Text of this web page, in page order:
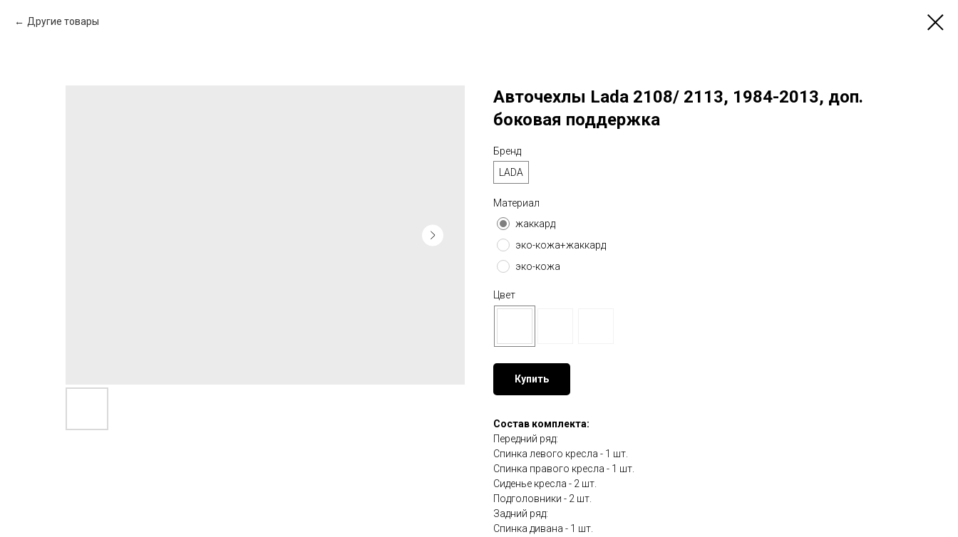
Другие товары
Авточехлы Lada 2108/ 2113, 1984-2013, доп.
боковая поддержка
Бренд
LADA
Материал
жаккард
эко-кожа+жаккард
эко-кожа
Цвет
Купить
Состав комплекта:
Передний ряд:
Спинка левого кресла - 1 шт.
Спинка правого кресла - 1 шт.
Сиденье кресла - 2 шт.
Подголовники - 2 шт.
Задний ряд:
Спинка дивана - 1 шт.